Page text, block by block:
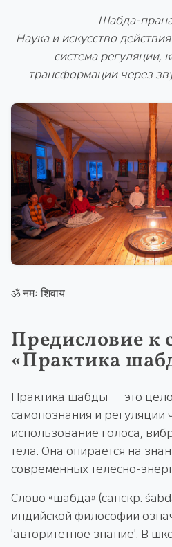
Шабда-
Наука и искусство
система регуляции,
трансформации через
ॐ नमः शिवाय
Предисловие к
«Практика
Практика шабды — это
самопознания и регуляции
использование голоса,
тела. Она опирается на
современных телесно-
Слово «шабда» (санскр.
индийской философии
'авторитетное знание'. В